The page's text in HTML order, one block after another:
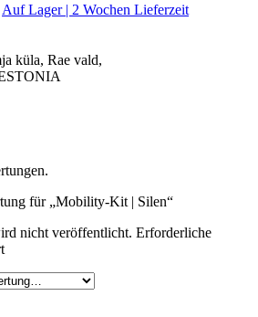
Auf Lager | 2 Wochen Lieferzeit
küla, Rae vald,
für „Mobility-Kit | Silen“
nicht veröffentlicht. Erforderliche